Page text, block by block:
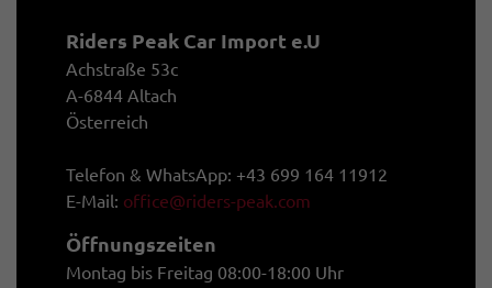
Riders Peak Car Import e.U
Achstraße 53c
A-6844 Altach
Österreich
Telefon & WhatsApp: +43 699 164 11912
E-Mail: office@riders-peak.com
Öffnungszeiten
Montag bis Freitag 08:00-18:00 Uhr